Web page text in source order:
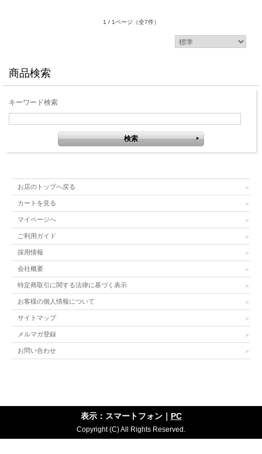
1 / 1ページ （全7件）
商品検索
キーワード検索
お店のトップへ戻る
カートを見る
マイページへ
ご利用ガイド
採用情報
会社概要
特定商取引に関する法律に基づく表示
お客様の個人情報について
サイトマップ
メルマガ登録
お問い合わせ
表示：スマートフォン｜ PC
Copyright (C) All Rights Reserved.